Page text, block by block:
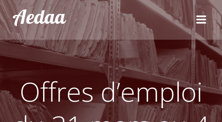
Aller
au
contenu
Aedaa
Offres d’emploi